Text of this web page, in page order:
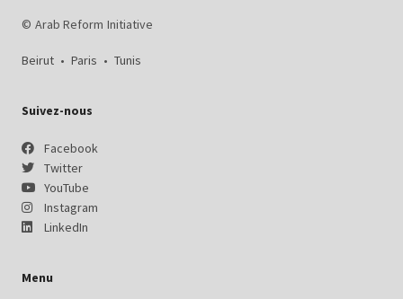
© Arab Reform Initiative
Beirut • Paris • Tunis
Suivez-nous
Facebook
Twitter
YouTube
Instagram
LinkedIn
Menu